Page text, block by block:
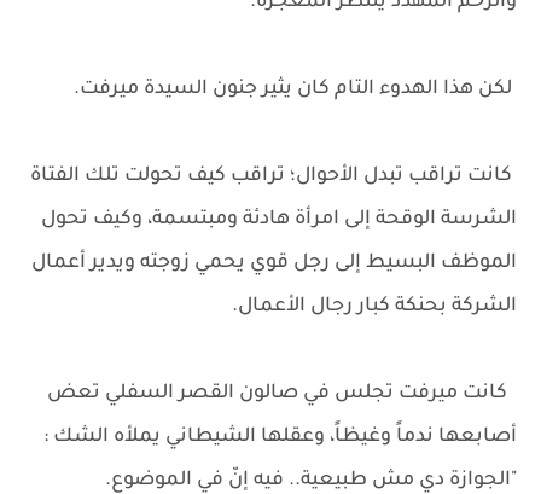
لكن هذا الهدوء التام كان يثير جنون السيدة ميرفت.
كانت تراقب تبدل الأحوال؛ تراقب كيف تحولت تلك الفتاة
الشرسة الوقحة إلى امرأة هادئة ومبتسمة، وكيف تحول
الموظف البسيط إلى رجل قوي يحمي زوجته ويدير أعمال
الشركة بحنكة كبار رجال الأعمال.
كانت ميرفت تجلس في صالون القصر السفلي تعض
أصابعها ندماً وغيظاً، وعقلها الشيطاني يملأه الشك :
"الجوازة دي مش طبيعية.. فيه إنّ في الموضوع.